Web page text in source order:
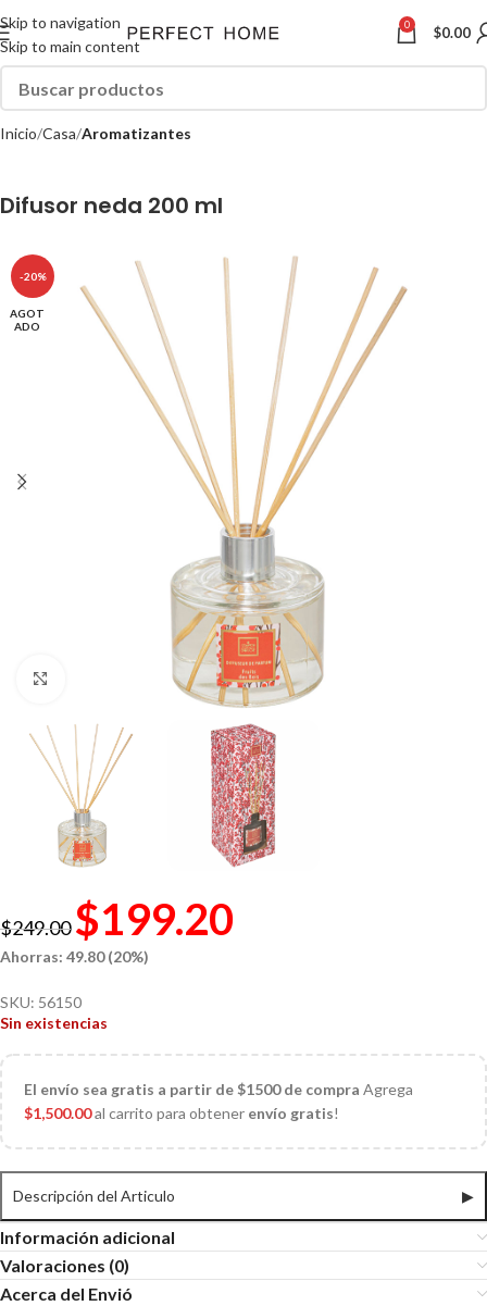
Skip to navigation
Skip to main content
0 $0.00
Inicio Casa Aromatizantes
Difusor neda 200 ml
-20%
AGOT
ADO
$249.00 $199.20
Ahorras: 49.80 (20%)
SKU: 56150
Sin existencias
El envío sea gratis a partir de $1500 de compra Agrega
$1,500.00al carrito para obtener envío gratis!
Descripción del Articulo ▶
Información adicional
Valoraciones (0)
Acerca del Envió